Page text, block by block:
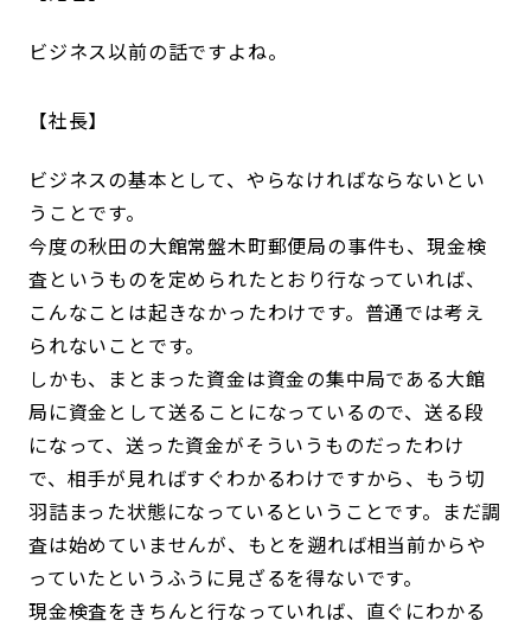
ビジネス以前の話ですよね。
社長
ビジネスの基本として、やらなければならないとい
うことです。
今度の秋田の大館常盤木町郵便局の事件も、現金検
査というものを定められたとおり行なっていれば、
こんなことは起きなかったわけです。普通では考え
られないことです。
しかも、まとまった資金は資金の集中局である大館
局に資金として送ることになっているので、送る段
になって、送った資金がそういうものだったわけ
で、相手が見ればすぐわかるわけですから、もう切
羽詰まった状態になっているということです。まだ調
査は始めていませんが、もとを遡れば相当前からや
っていたというふうに見ざるを得ないです。
現金検査をきちんと行なっていれば、直ぐにわかる